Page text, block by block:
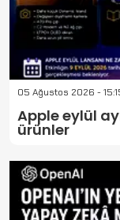
05 Ağustos 2026 -
Apple eylül
ürünler